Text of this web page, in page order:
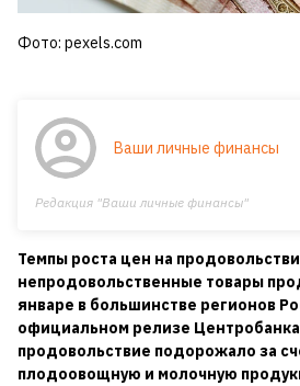
Фото: pexels.com
Ваши личные финансы
Редакция "Ваши личные финансы"
Темпы роста цен на
непродовольственные товары
январе в большинстве регионов
официальном релизе
продовольствие подорожало за
плодоовощную и молочную